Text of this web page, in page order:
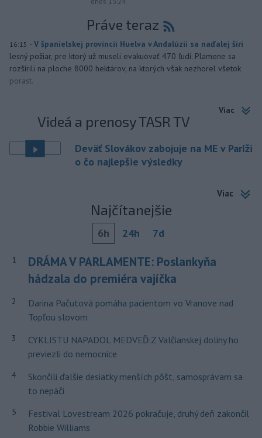
Práve teraz
16:15 - V španielskej provincii Huelva v Andalúzii sa naďalej šíri
lesný požiar, pre ktorý už museli evakuovať 470 ľudí. Plamene sa
rozšírili na ploche 8000 hektárov, na ktorých však nezhorel všetok
porast.
Viac
Videá a prenosy TASR TV
Deväť Slovákov zabojuje na ME v Paríži
o čo najlepšie výsledky
Viac
Najčítanejšie
6h 24h 7d
1
DRÁMA V PARLAMENTE: Poslankyňa
hádzala do premiéra vajíčka
2
Darina Pačutová pomáha pacientom vo Vranove nad
Topľou slovom
3
CYKLISTU NAPADOL MEDVEĎ:Z Valčianskej doliny ho
previezli do nemocnice
4
Skončili ďalšie desiatky menších pôšt, samosprávam sa
to nepáči
5
Festival Lovestream 2026 pokračuje, druhý deň zakončil
Robbie Williams